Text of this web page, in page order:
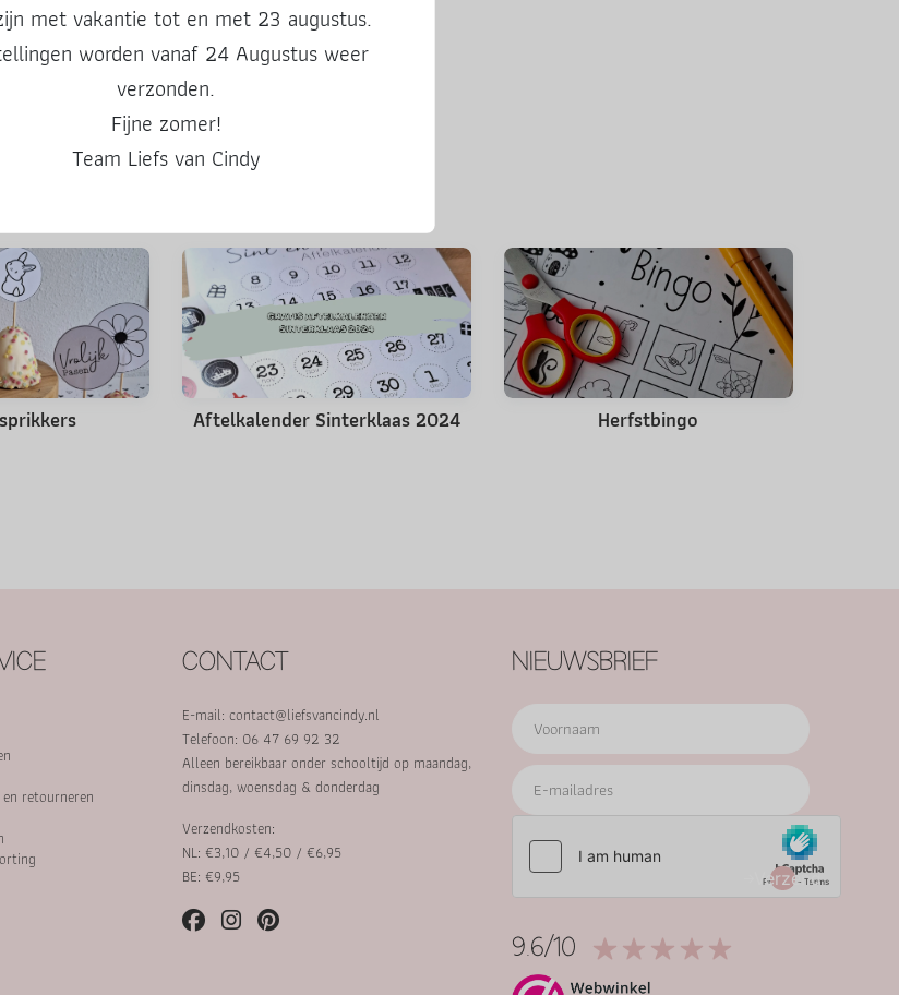
Deel deze post
Aftelkalender Sinterklaas 2024 Herfstbingo
met vakantie tot en met 23 augustus.
worden vanaf 24 Augustus weer
verzonden.
Fijne zomer!
Team Liefs van Cindy
retourneren
CONTACT
E-mail: contact@liefsvancindy.nl
Telefoon: 06 47 69 92 32
Alleen bereikbaar onder schooltijd op maandag,
dinsdag, woensdag & donderdag
Verzendkosten:
NL: €3,10 / €4,50 / €6,95
BE: €9,95
NIEUWSBRIEF
Verzend
9.6/10